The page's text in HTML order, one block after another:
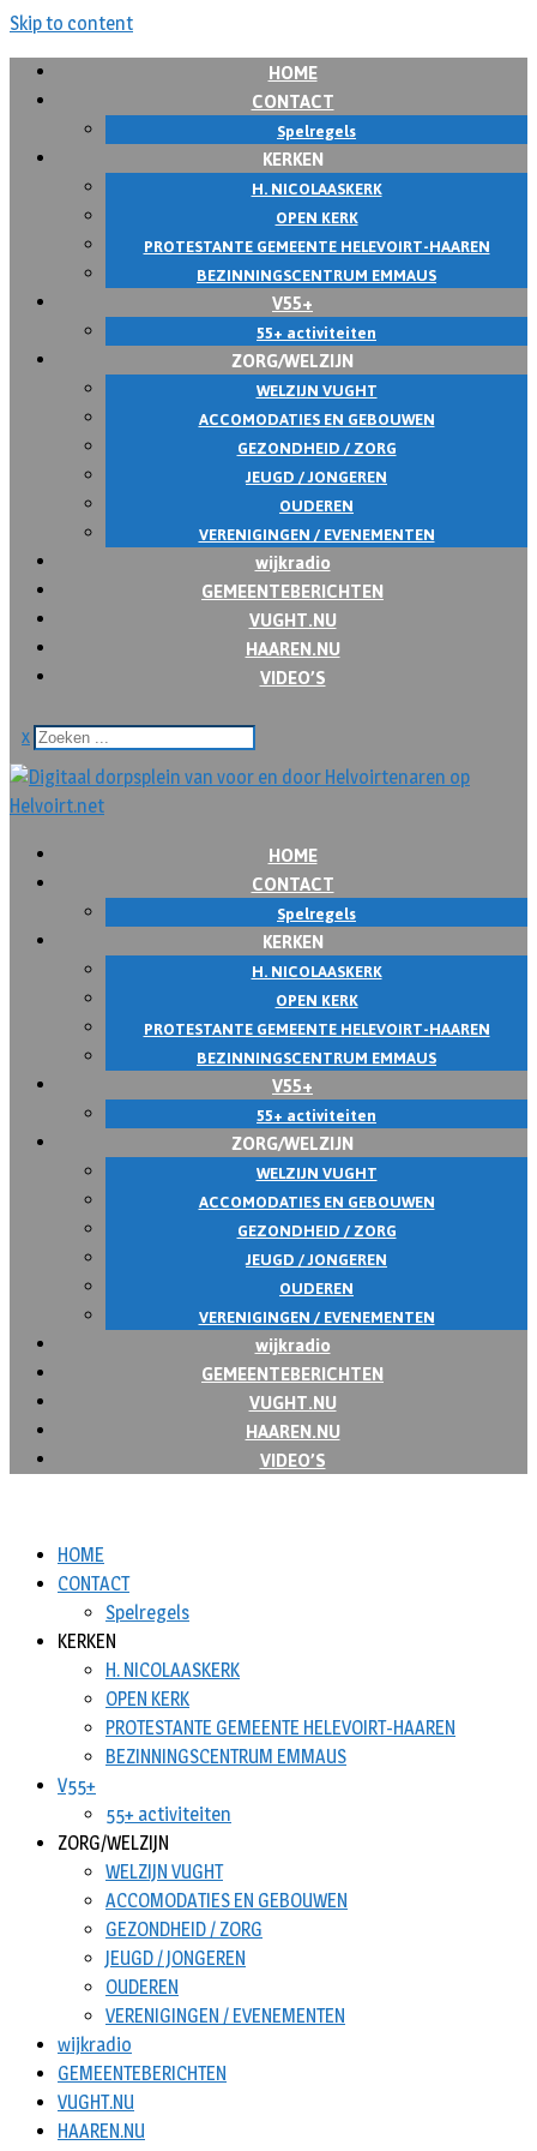
Skip to content
HOME
CONTACT
Spelregels
KERKEN
H. NICOLAASKERK
OPEN KERK
PROTESTANTE GEMEENTE HELEVOIRT-HAAREN
BEZINNINGSCENTRUM EMMAUS
V55+
55+ activiteiten
ZORG/WELZIJN
WELZIJN VUGHT
ACCOMODATIES EN GEBOUWEN
GEZONDHEID / ZORG
JEUGD / JONGEREN
OUDEREN
VERENIGINGEN / EVENEMENTEN
wijkradio
GEMEENTEBERICHTEN
VUGHT.NU
HAAREN.NU
VIDEO’S
x
HOME
CONTACT
Spelregels
KERKEN
H. NICOLAASKERK
OPEN KERK
PROTESTANTE GEMEENTE HELEVOIRT-HAAREN
BEZINNINGSCENTRUM EMMAUS
V55+
55+ activiteiten
ZORG/WELZIJN
WELZIJN VUGHT
ACCOMODATIES EN GEBOUWEN
GEZONDHEID / ZORG
JEUGD / JONGEREN
OUDEREN
VERENIGINGEN / EVENEMENTEN
wijkradio
GEMEENTEBERICHTEN
VUGHT.NU
HAAREN.NU
VIDEO’S
HOME
CONTACT
Spelregels
KERKEN
H. NICOLAASKERK
OPEN KERK
PROTESTANTE GEMEENTE HELEVOIRT-HAAREN
BEZINNINGSCENTRUM EMMAUS
V55+
55+ activiteiten
ZORG/WELZIJN
WELZIJN VUGHT
ACCOMODATIES EN GEBOUWEN
GEZONDHEID / ZORG
JEUGD / JONGEREN
OUDEREN
VERENIGINGEN / EVENEMENTEN
wijkradio
GEMEENTEBERICHTEN
VUGHT.NU
HAAREN.NU